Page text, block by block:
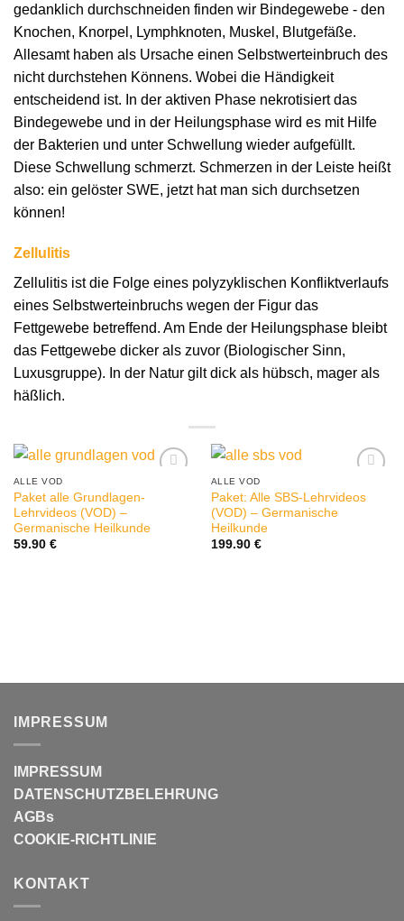
gedanklich durchschneiden finden wir Bindegewebe - den
Knochen, Knorpel, Lymphknoten, Muskel, Blutgefäße.
Allesamt haben als Ursache einen Selbstwerteinbruch des
nicht durchstehen Könnens. Wobei die Händigkeit
entscheidend ist. In der aktiven Phase nekrotisiert das
Bindegewebe und in der Heilungsphase wird es mit Hilfe
der Bakterien und unter Schwellung wieder aufgefüllt.
Diese Schwellung schmerzt. Schmerzen in der Leiste heißt
also: ein gelöster SWE, jetzt hat man sich durchsetzen
können!
Zellulitis
Zellulitis ist die Folge eines polyzyklischen Konfliktverlaufs
eines Selbstwerteinbruchs wegen der Figur das
Fettgewebe betreffend. Am Ende der Heilungsphase bleibt
das Fettgewebe dicker als zuvor (Biologischer Sinn,
Luxusgruppe). In der Natur gilt dick als hübsch, mager als
häßlich.
ALLE VOD
Paket alle Grundlagen-
Lehrvideos (VOD) –
Germanische Heilkunde
59.90 €
ALLE VOD
Paket: Alle SBS-Lehrvideos
(VOD) – Germanische
Heilkunde
199.90 €
IMPRESSUM
IMPRESSUM
DATENSCHUTZBELEHRUNG
AGBs
COOKIE-RICHTLINIE
KONTAKT